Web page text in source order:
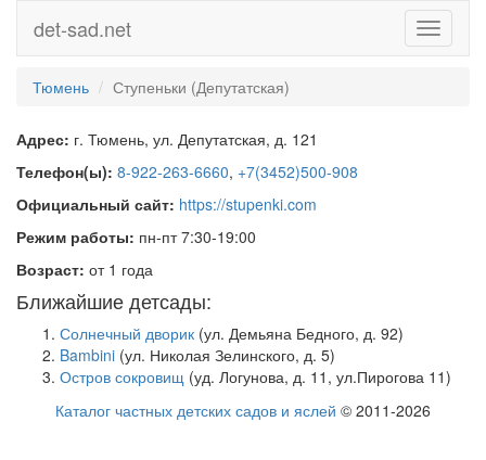
Toggle
det-sad.net
Тюмень Ступеньки (Депутатская)
Адрес: г. Тюмень, ул. Депутатская, д. 121
Телефон(ы): 8-922-263-6660, +7(3452)500-908
Официальный сайт: https://stupenki.com
Режим работы: пн-пт 7:30-19:00
Возраст: от 1 года
Ближайшие детсады:
Солнечный дворик (ул. Демьяна Бедного, д. 92)
Bambini (ул. Николая Зелинского, д. 5)
Остров сокровищ (уд. Логунова, д. 11, ул.Пирогова 11)
Каталог частных детских садов и яслей © 2011-2026